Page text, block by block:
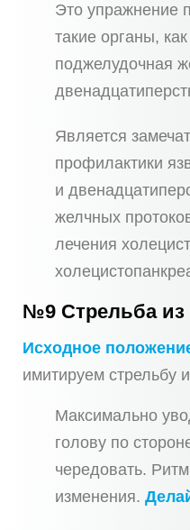
Это упражнение
такие органы,
поджелудочная
Является
профилактики
и
желчных
лечения
№9 Стрельба из
Исходное
имитируем стрельбу
Максимально
голову по
чередовать.
изменения.